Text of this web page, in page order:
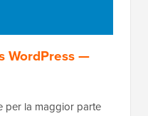
WordPress —
per la maggior parte